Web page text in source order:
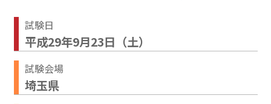
試験日
平成29年9月23日（土）
試験会場
埼玉県